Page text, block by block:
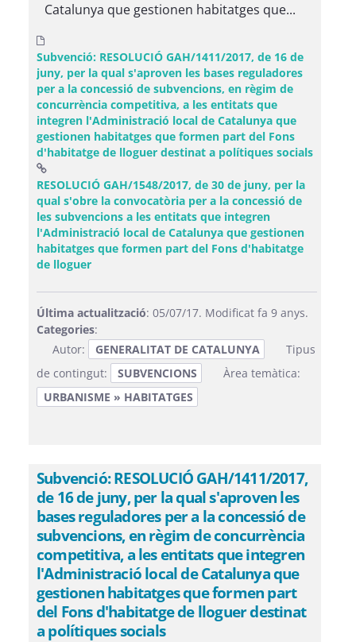
Catalunya que gestionen habitatges que...
Subvenció: RESOLUCIÓ GAH/1411/2017, de 16 de
juny, per la qual s'aproven les bases reguladores
per a la concessió de subvencions, en règim de
concurrència competitiva, a les entitats que
integren l'Administració local de Catalunya que
gestionen habitatges que formen part del Fons
d'habitatge de lloguer destinat a polítiques socials
RESOLUCIÓ GAH/1548/2017, de 30 de juny, per la
qual s'obre la convocatòria per a la concessió de
les subvencions a les entitats que integren
l'Administració local de Catalunya que gestionen
habitatges que formen part del Fons d'habitatge
de lloguer(Obre una finestra nova)
Última actualització: 05/07/17. Modificat fa 9 anys.
Categories:
Autor:
GENERALITAT DE CATALUNYA
Tipus
de contingut:
SUBVENCIONS
Àrea temàtica:
URBANISME » HABITATGES
Subvenció: RESOLUCIÓ GAH/1411/2017,
de 16 de juny, per la qual s'aproven les
bases reguladores per a la concessió de
subvencions, en règim de concurrència
competitiva, a les entitats que integren
l'Administració local de Catalunya que
gestionen habitatges que formen part
del Fons d'habitatge de lloguer destinat
a polítiques socials